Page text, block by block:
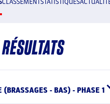
CLASSEMENTSTATISTIQUES
(BRASSAGES - BAS) - PHASE 1